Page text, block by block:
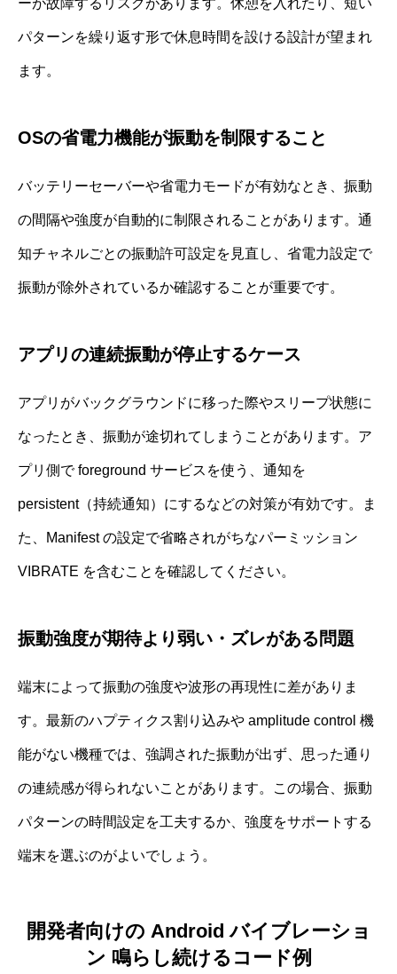
ーが故障するリスクがあります。休憩を入れたり、短い
パターンを繰り返す形で休息時間を設ける設計が望まれ
ます。
OSの省電力機能が振動を制限すること
バッテリーセーバーや省電力モードが有効なとき、振動
の間隔や強度が自動的に制限されることがあります。通
知チャネルごとの振動許可設定を見直し、省電力設定で
振動が除外されているか確認することが重要です。
アプリの連続振動が停止するケース
アプリがバックグラウンドに移った際やスリープ状態に
なったとき、振動が途切れてしまうことがあります。ア
プリ側で foreground サービスを使う、通知を
persistent（持続通知）にするなどの対策が有効です。ま
た、Manifest の設定で省略されがちなパーミッション
VIBRATE を含むことを確認してください。
振動強度が期待より弱い・ズレがある問題
端末によって振動の強度や波形の再現性に差がありま
す。最新のハプティクス割り込みや amplitude control 機
能がない機種では、強調された振動が出ず、思った通り
の連続感が得られないことがあります。この場合、振動
パターンの時間設定を工夫するか、強度をサポートする
端末を選ぶのがよいでしょう。
開発者向けの Android バイブレーショ
ン 鳴らし続けるコード例